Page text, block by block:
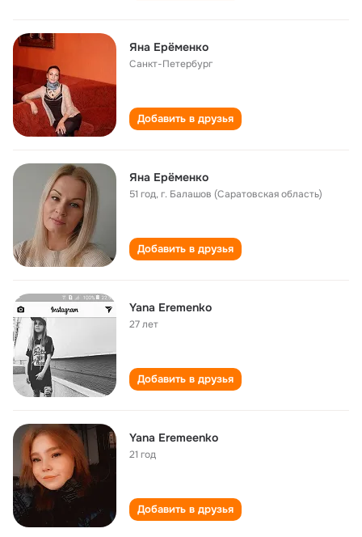
Яна Ерёменко
Санкт-Петербург
Добавить в друзья
Яна Ерёменко
51 год,г. Балашов (Саратовская область)
Добавить в друзья
Yana Eremenko
27 лет
Добавить в друзья
Yana Eremeenko
21 год
Добавить в друзья